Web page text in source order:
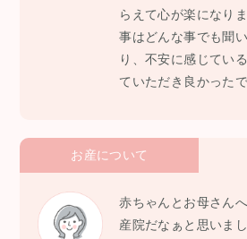
らえて心が楽になり
事はどんな事でも聞
り、不安に感じてい
ていただき良かったで
お産について
赤ちゃんとお母さん
産院だなぁと思いま